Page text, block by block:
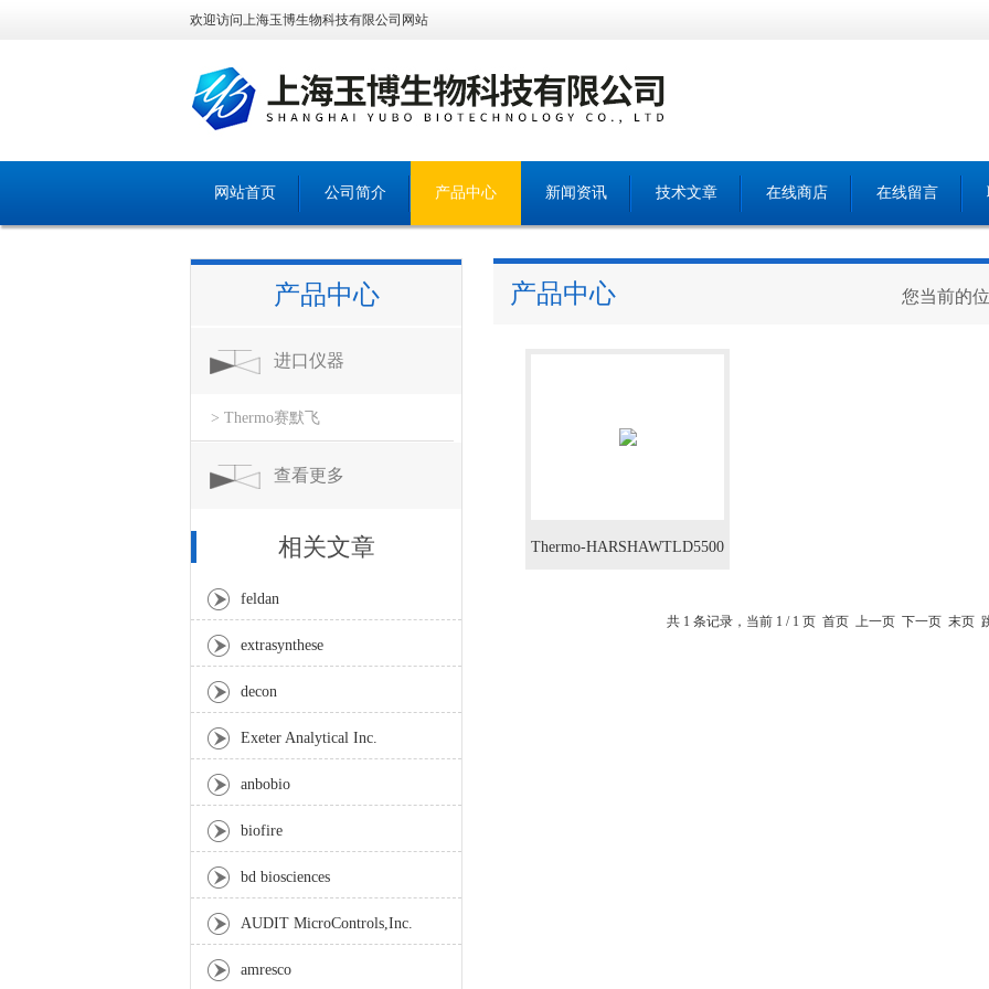
欢迎访问上海玉博生物科技有限公司网站
网站首页 公司简介 产品中心 新闻资讯 技术文章 在线商店 在线留言
产品中心
进口仪器
> Thermo赛默飞
查看更多
相关文章
feldan
extrasynthese
decon
Exeter Analytical Inc.
anbobio
biofire
bd biosciences
AUDIT MicroControls,Inc.
amresco
产品中心 您当前的位
Thermo-HARSHAWTLD5500
共 1 条记录，当前 1 / 1 页 首页 上一页 下一页 末页